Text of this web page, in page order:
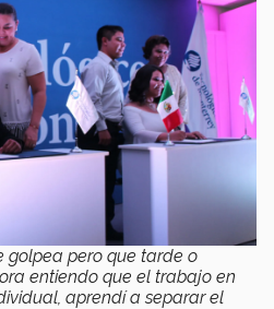
golpea pero que tarde o
entiendo que el trabajo en
aprendí a separar el